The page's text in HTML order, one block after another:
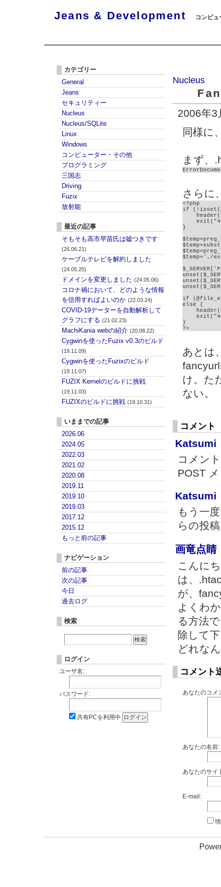
Jeans & Development コンピュ
Nucleus
2006年3
同様に
まず、
さらに
<?php
if
}
$temp='./
if
else {
}
?>
あとは
け。た
ない。
コメント
Katsumi
コメン
POST
Katsumi
もう一
らの投
画竜点睛
こんに
は、
が、
よくわ
る方法
除して
どれな
コメント
あなたのコメ
あなたの名前:
あなたのサイ
E-mail:
カテゴリー
General
Jeans
セキュリティー
Nucleus
Nucleus/SQLite
Linux
Windows
コンピューター・その他
プログラミング
三国志
Driving
Fuzix
放射能
最近の記事
そもそも高市早苗氏は嘘つきです
(26.06.21)
ケーブルテレビを解約しました
(24.05.25)
ドメインを変更しました (24.05.06)
コロナ禍において、どのような情報
を信用すればよいのか (22.03.24)
COVID-19データーを自動解析して
グラフにする (21.02.23)
MachiKania webの紹介 (20.08.22)
Cygwinを使ったFuzix v0.3のビルド
(19.11.09)
Cygwinを使ったFuzixのビルド
(19.11.07)
FUZIX Kernelのビルドに挑戦
(19.11.03)
FUZIXのビルドに挑戦 (19.10.31)
いままでの記事
2026.06
2024.05
2022.03
2021.02
2020.08
2019.11
2019.10
2019.03
2017.12
2015.12
もっと前の記事
ナビゲーション
前の記事
次の記事
今日
過去ログ
検索
ログイン
ユーザ名:
パスワード:
共有PCを利用中